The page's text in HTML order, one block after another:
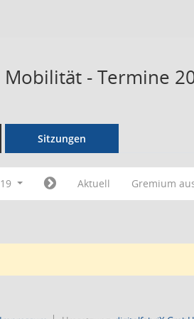
- Termine
Sitzungen
Aktuell Gremium